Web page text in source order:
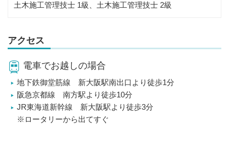
土木施工管理技士 1級、土木施工管理技士 2級
アクセス
電車でお越しの場合
地下鉄御堂筋線 新大阪駅南出口より徒歩1分
阪急京都線 南方駅より徒歩10分
JR東海道新幹線 新大阪駅より徒歩3分
※ロータリーから出てすぐ